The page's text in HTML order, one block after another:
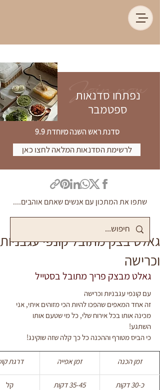
Join now
נפתחו סדנאות
ספטמבר
סדנת ראש השנה מיוחדת 9.9
לרשימת הסדנאות המלאה לחצו כאן
שתפו את המתכון עם אנשים שאתם אוהבים....
גאלט בצק מתובל קונפי עגבניות
וכרישה
גאלט מבצק פריך מתובל בסטייל
עם קונפי עגבניות וכרישה
זה אחד המאפים שהפכו להיות הכי מזוהים איתי, אני
מכינה אותו בכל אירוח שלי, כל מי שטעם אותו
השתגע!
כי הביס מטורף וההכנה כל כך קלה שזה שוקינג!
זמן הכנה זמן אפייה דרגת
כ-30 דקות 35-45 דקות קל